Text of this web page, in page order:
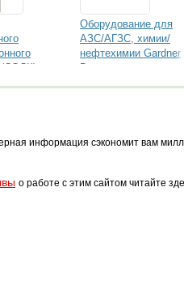
(СОДК)
Оборудование для
АЗС/АГЗС, химии/
нефтехимии Gardner
Denver
информация сэкономит вам
о работе с этим сайтом читайте